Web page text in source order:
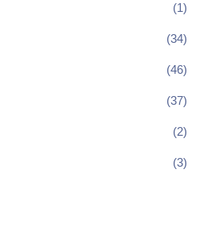
(1)
(34)
(46)
(37)
(2)
(3)